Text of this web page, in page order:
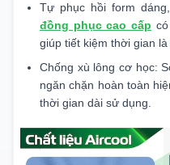
Tự phục hồi form
đồng phục cao cấp
giúp tiết kiệm thời gian
Chống xù lông cơ học:
ngăn chặn hoàn toàn
thời gian dài sử dụng.